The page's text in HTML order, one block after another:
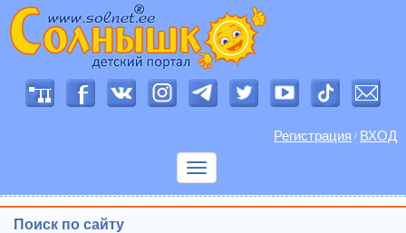
Регистрация / ВХОД
Показать
Поиск по сайту